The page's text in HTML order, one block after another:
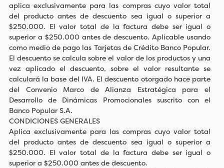
aplica exclusivamente para las compras cuyo valor total
del producto antes de descuento sea igual o superior a
$250.000. El valor total de la factura debe ser igual o
superior a $250.000 antes de descuento. Aplicable usando
como medio de pago las Tarjetas de Crédito Banco Popular.
El descuento se calcula sobre el valor de los productos y una
vez aplicado el descuento, sobre el valor resultante se
calculará la base del IVA. El descuento otorgado hace parte
del Convenio Marco de Alianza Estratégica para el
Desarrollo de Dinámicas Promocionales suscrito con el
Banco Popular S.A.
CONDICIONES GENERALES
Aplica exclusivamente para las compras cuyo valor total
del producto antes de descuento sea igual o superior a
$250.000. El valor total de la factura debe ser igual o
superior a $250.000 antes de descuento.